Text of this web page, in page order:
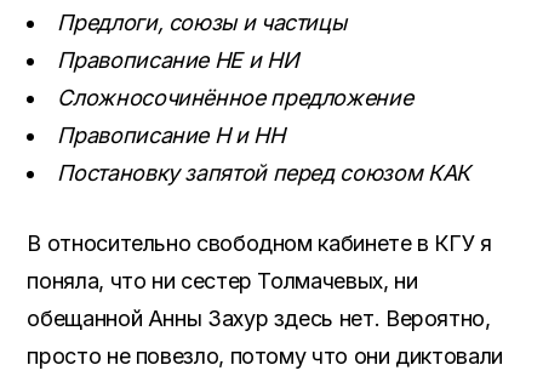
Предлоги, союзы и частицы
Правописание НЕ и НИ
Сложносочинённое предложение
Правописание Н и НН
Постановку запятой перед союзом КАК
В относительно свободном кабинете в КГУ я
поняла, что ни сестер Толмачевых, ни
обещанной Анны Захур здесь нет. Вероятно,
просто не повезло, потому что они диктовали